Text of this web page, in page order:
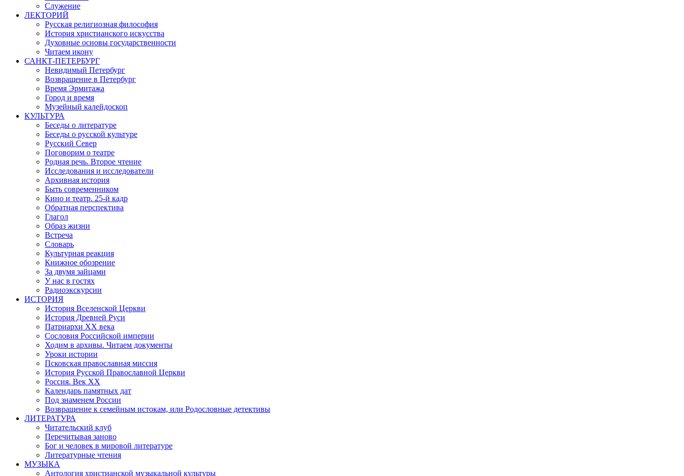
Служение
ЛЕКТОРИЙ
Русская религиозная философия
История христианского искусства
Духовные основы государственности
Читаем икону
САНКТ-ПЕТЕРБУРГ
Невидимый Петербург
Возвращение в Петербург
Время Эрмитажа
Город и время
Музейный калейдоскоп
КУЛЬТУРА
Беседы о литературе
Беседы о русской культуре
Русский Север
Поговорим о театре
Родная речь. Второе чтение
Исследования и исследователи
Архивная история
Быть современником
Кино и театр. 25-й кадр
Обратная перспектива
Глагол
Образ жизни
Встреча
Словарь
Культурная реакция
Книжное обозрение
За двумя зайцами
У нас в гостях
Радиоэкскурсии
ИСТОРИЯ
История Вселенской Церкви
История Древней Руси
Патриархи XX века
Сословия Российской империи
Ходим в архивы. Читаем документы
Уроки истории
Псковская православная миссия
История Русской Православной Церкви
Россия. Век ХХ
Календарь памятных дат
Под знаменем России
Возвращение к семейным истокам, или Родословные детективы
ЛИТЕРАТУРА
Читательский клуб
Перечитывая заново
Бог и человек в мировой литературе
Литературные чтения
МУЗЫКА
Антология христианской музыкальной культуры